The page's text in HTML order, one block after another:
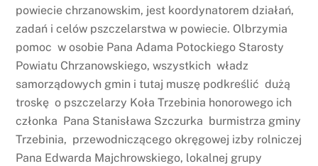
powiecie chrzanowskim, jest koordynatorem działań,
zadań i celów pszczelarstwa w powiecie. Olbrzymia
pomoc w osobie Pana Adama Potockiego Starosty
Powiatu Chrzanowskiego, wszystkich władz
samorządowych gmin i tutaj muszę podkreślić dużą
troskę o pszczelarzy Koła Trzebinia honorowego ich
członka Pana Stanisława Szczurka burmistrza gminy
Trzebinia, przewodniczącego okręgowej izby rolniczej
Pana Edwarda Majchrowskiego, lokalnej grupy